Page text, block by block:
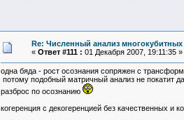
Re: Численный анализ многокубитных
« Ответ #111 : 01 Декабря 2007, 19:11:35 »
одна бяда - рост осознания сопряжен с
потому подобный матричный анализ не покатит
разброс по осознанию
когеренция с декогеренцией без качественных и